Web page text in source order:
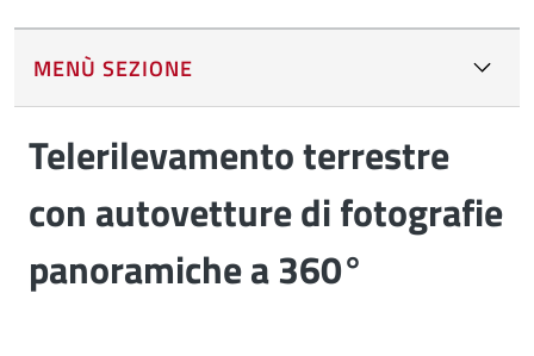
MENÙ SEZIONE
Telerilevamento terrestre
con autovetture di fotografie
panoramiche a 360°